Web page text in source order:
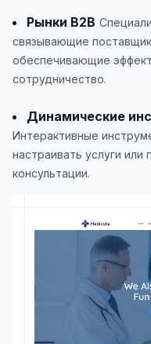
Рынки B2B
связывающие
обеспечивающие
сотрудничество.
Динамические
Интерактивные
настраивать услуги
консультации.